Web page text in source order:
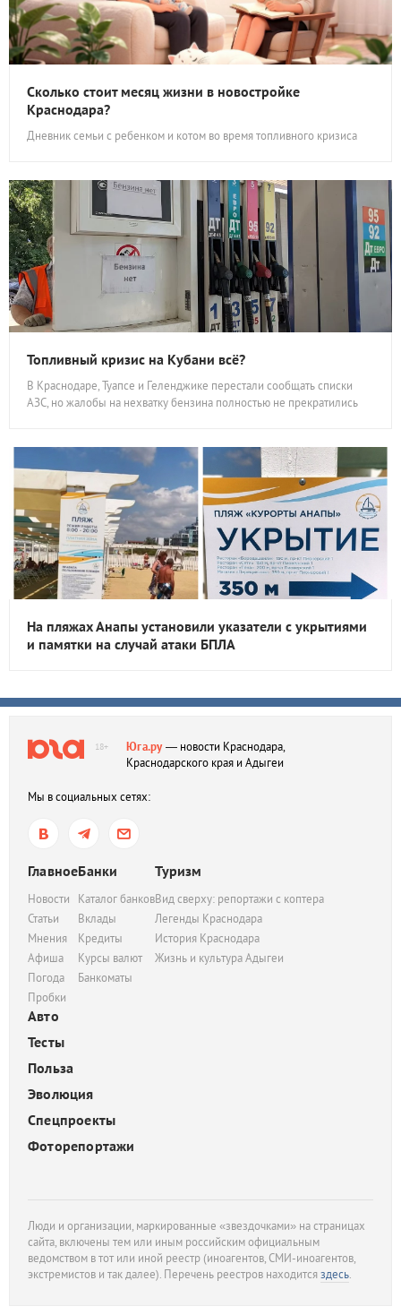
Сколько стоит месяц жизни в новостройке
Краснодара?
Дневник семьи с ребенком и котом во время топливного кризиса
Топливный кризис на Кубани всё?
В Краснодаре, Туапсе и Геленджике перестали сообщать списки
АЗС, но жалобы на нехватку бензина полностью не прекратились
На пляжах Анапы установили указатели с укрытиями
и памятки на случай атаки БПЛА
18+ Юга.ру— новости Краснодара,
Краснодарского края и Адыгеи
Мы в социальных сетях:
Главное
Новости
Статьи
Мнения
Афиша
Погода
Пробки
Банки
Каталог банков
Вклады
Кредиты
Курсы валют
Банкоматы
Туризм
Вид сверху: репортажи с коптера
Легенды Краснодара
История Краснодара
Жизнь и культура Адыгеи
Авто
Тесты
Польза
Эволюция
Спецпроекты
Фоторепортажи
Люди и организации, маркированные «звездочками» на страницах
сайта, включены тем или иным российским официальным
ведомством в тот или иной реестр (иноагентов, СМИ-иноагентов,
экстремистов и так далее). Перечень реестров находитсяздесь.